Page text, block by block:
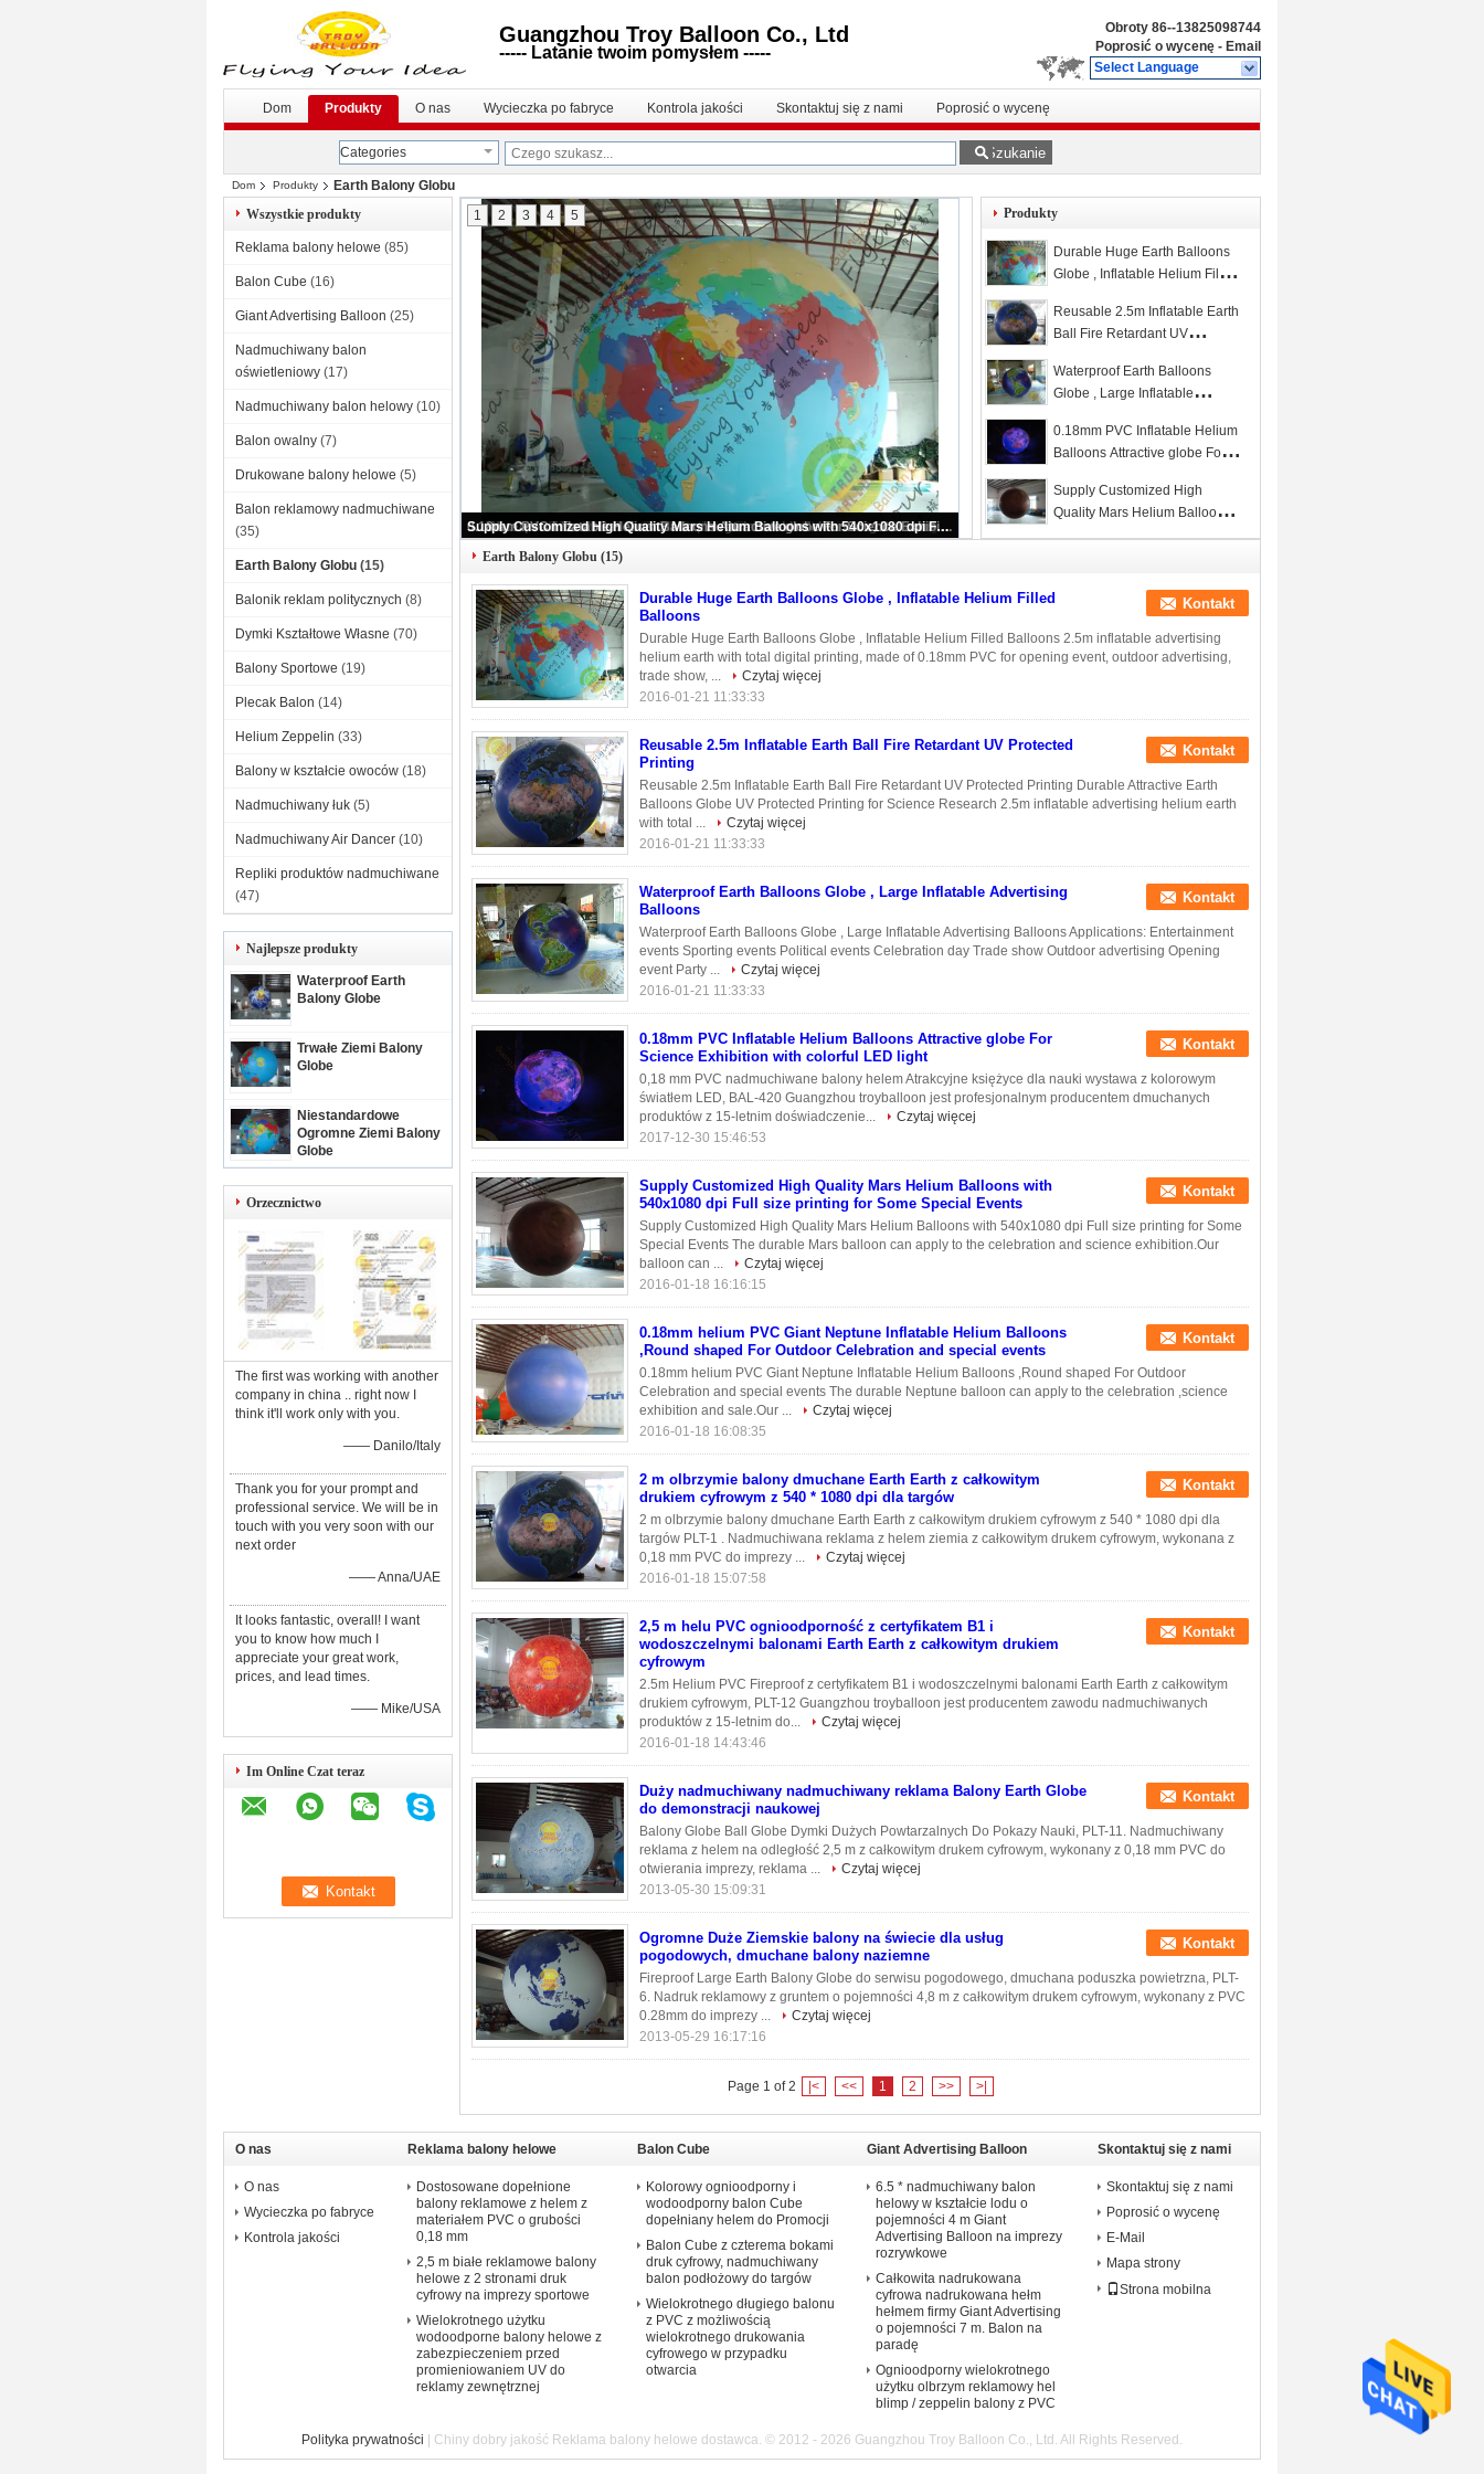
Guangzhou Troy Balloon Co., Ltd
----- Latanie twoim pomysłem -----
Obroty 86--13825098744
Poprosić o wycenę - Email
Select Language
Dom Produkty O nas Wycieczka po fabryce Kontrola jakości Skontaktuj się z nami Poprosić o wycenę
Categories Szukanie
Dom Produkty
Earth Balony Globu
Wszystkie produkty
Reklama balony helowe (85)
Balon Cube (16)
Giant Advertising Balloon (25)
Nadmuchiwany balon
oświetleniowy (17)
Nadmuchiwany balon helowy (10)
Balon owalny (7)
Drukowane balony helowe (5)
Balon reklamowy nadmuchiwane
(35)
Earth Balony Globu (15)
Balonik reklam politycznych (8)
Dymki Kształtowe Własne (70)
Balony Sportowe (19)
Plecak Balon (14)
Helium Zeppelin (33)
Balony w kształcie owoców (18)
Nadmuchiwany łuk (5)
Nadmuchiwany Air Dancer (10)
Repliki produktów nadmuchiwane
(47)
Najlepsze produkty
Waterproof Earth
Balony Globe
Trwałe Ziemi Balony
Globe
Niestandardowe
Ogromne Ziemi Balony
Globe
Orzecznictwo
The first was working with another
company in china .. right now I
think it'll work only with you.
—— Danilo/Italy
Thank you for your prompt and
professional service. We will be in
touch with you very soon with our
next order
—— Anna/UAE
It looks fantastic, overall! I want
you to know how much I
appreciate your great work,
prices, and lead times.
—— Mike/USA
Im Online Czat teraz
Durable Huge Earth Balloons Globe , Inflatable Helium Filled Balloons
1 2 3 4 5 Produkty
Durable Huge Earth Balloons
Globe , Inflatable Helium Filled
Reusable 2.5m Inflatable Earth
Ball Fire Retardant UV
Waterproof Earth Balloons
Globe , Large Inflatable
0.18mm PVC Inflatable Helium
Balloons Attractive globe For
LED light
Supply Customized High
Quality Mars Helium Balloons
with 540x1080 dpi Full size
Earth Balony Globu (15)
Durable Huge Earth Balloons Globe , Inflatable Helium Filled
Balloons
Kontakt
Durable Huge Earth Balloons Globe , Inflatable Helium Filled Balloons 2.5m inflatable advertising
helium earth with total digital printing, made of 0.18mm PVC for opening event, outdoor advertising,
trade show, ...
Czytaj więcej
2016-01-21 11:33:33
Reusable 2.5m Inflatable Earth Ball Fire Retardant UV Protected
Printing
Kontakt
Reusable 2.5m Inflatable Earth Ball Fire Retardant UV Protected Printing Durable Attractive Earth
Balloons Globe UV Protected Printing for Science Research 2.5m inflatable advertising helium earth
with total ...
Czytaj więcej
2016-01-21 11:33:33
Waterproof Earth Balloons Globe , Large Inflatable Advertising
Balloons
Kontakt
Waterproof Earth Balloons Globe , Large Inflatable Advertising Balloons Applications: Entertainment
events Sporting events Political events Celebration day Trade show Outdoor advertising Opening
event Party ...
Czytaj więcej
2016-01-21 11:33:33
0.18mm PVC Inflatable Helium Balloons Attractive globe For
Science Exhibition with colorful LED light
Kontakt
0,18 mm PVC nadmuchiwane balony helem Atrakcyjne księżyce dla nauki wystawa z kolorowym
światłem LED, BAL-420 Guangzhou troyballoon jest profesjonalnym producentem dmuchanych
produktów z 15-letnim doświadczenie...
Czytaj więcej
2017-12-30 15:46:53
Supply Customized High Quality Mars Helium Balloons with
540x1080 dpi Full size printing for Some Special Events
Kontakt
Supply Customized High Quality Mars Helium Balloons with 540x1080 dpi Full size printing for Some
Special Events The durable Mars balloon can apply to the celebration and science exhibition.Our
balloon can ...
Czytaj więcej
2016-01-18 16:16:15
0.18mm helium PVC Giant Neptune Inflatable Helium Balloons
,Round shaped For Outdoor Celebration and special events
Kontakt
0.18mm helium PVC Giant Neptune Inflatable Helium Balloons ,Round shaped For Outdoor
Celebration and special events The durable Neptune balloon can apply to the celebration ,science
exhibition and sale.Our ...
Czytaj więcej
2016-01-18 16:08:35
2 m olbrzymie balony dmuchane Earth Earth z całkowitym
drukiem cyfrowym z 540 * 1080 dpi dla targów
Kontakt
2 m olbrzymie balony dmuchane Earth Earth z całkowitym drukiem cyfrowym z 540 * 1080 dpi dla
targów PLT-1 . Nadmuchiwana reklama z helem ziemia z całkowitym drukem cyfrowym, wykonana z
0,18 mm PVC do imprezy ...
Czytaj więcej
2016-01-18 15:07:58
2,5 m helu PVC ognioodporność z certyfikatem B1 i
wodoszczelnymi balonami Earth Earth z całkowitym drukiem
cyfrowym
Kontakt
2.5m Helium PVC Fireproof z certyfikatem B1 i wodoszczelnymi balonami Earth Earth z całkowitym
drukiem cyfrowym, PLT-12 Guangzhou troyballoon jest producentem zawodu nadmuchiwanych
produktów z 15-letnim do...
Czytaj więcej
2016-01-18 14:43:46
Duży nadmuchiwany nadmuchiwany reklama Balony Earth Globe
do demonstracji naukowej
Kontakt
Balony Globe Ball Globe Dymki Dużych Powtarzalnych Do Pokazy Nauki, PLT-11. Nadmuchiwany
reklama z helem na odległość 2,5 m z całkowitym drukem cyfrowym, wykonany z 0,18 mm PVC do
otwierania imprezy, reklama ...
Czytaj więcej
2013-05-30 15:09:31
Ogromne Duże Ziemskie balony na świecie dla usług
pogodowych, dmuchane balony naziemne
Kontakt
Fireproof Large Earth Balony Globe do serwisu pogodowego, dmuchana poduszka powietrzna, PLT-
6. Nadruk reklamowy z gruntem o pojemności 4,8 m z całkowitym drukem cyfrowym, wykonany z PVC
0.28mm do imprezy ...
Czytaj więcej
2013-05-29 16:17:16
Page 1 of 2 |< << 1 2 >> >|
O nas
O nas
Wycieczka po fabryce
Kontrola jakości
Reklama balony helowe
Dostosowane dopełnione
balony reklamowe z helem z
materiałem PVC o grubości
0,18 mm
2,5 m białe reklamowe balony
helowe z 2 stronami druk
cyfrowy na imprezy sportowe
Wielokrotnego użytku
wodoodporne balony helowe z
zabezpieczeniem przed
promieniowaniem UV do
reklamy zewnętrznej
Balon Cube
Kolorowy ognioodporny i
wodoodporny balon Cube
dopełniany helem do Promocji
Balon Cube z czterema bokami
druk cyfrowy, nadmuchiwany
balon podłożowy do targów
Wielokrotnego długiego balonu
z PVC z możliwością
wielokrotnego drukowania
cyfrowego w przypadku
otwarcia
Giant Advertising Balloon
6.5 * nadmuchiwany balon
helowy w kształcie lodu o
pojemności 4 m Giant
Advertising Balloon na imprezy
rozrywkowe
Całkowita nadrukowana
cyfrowa nadrukowana hełm
hełmem firmy Giant Advertising
o pojemności 7 m. Balon na
paradę
Ognioodporny wielokrotnego
użytku olbrzym reklamowy hel
blimp / zeppelin balony z PVC
Skontaktuj się z nami
Skontaktuj się z nami
Poprosić o wycenę
E-Mail
Mapa strony
Strona mobilna
Polityka prywatności | Chiny dobry jakość Reklama balony helowe dostawca. © 2012 - 2026 Guangzhou Troy Balloon Co., Ltd. All Rights Reserved.